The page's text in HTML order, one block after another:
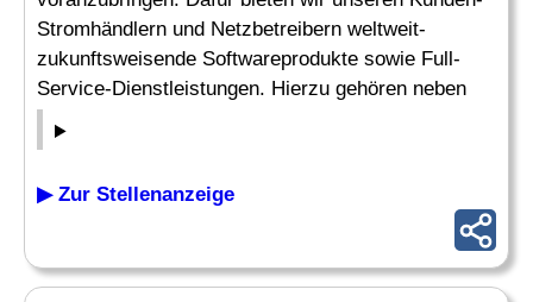
Stromhändlern und Netzbetreibern weltweit-
zukunftsweisende Softwareprodukte sowie Full-
Service-Dienstleistungen. Hierzu gehören neben
▶ Zur Stellenanzeige